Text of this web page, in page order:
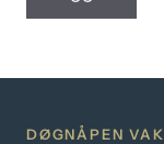
DØGNÅPEN